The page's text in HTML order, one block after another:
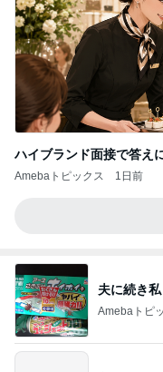
ハイブランド面接で答え
Amebaトピックス 1日前
夫に続き
Amebaトピ